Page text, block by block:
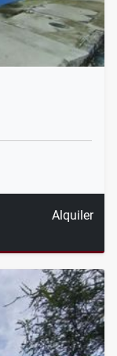
Alquiler